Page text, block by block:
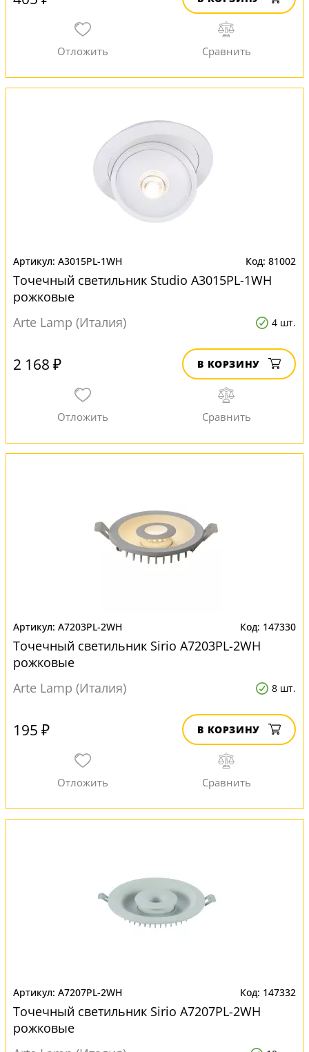
A3015PL-1WH 81002
Точечный светильник Studio A3015PL-1WH
рожковые
Arte Lamp (Италия)
4 шт.
2 168 ₽ В КОРЗИНУ
A7203PL-2WH 147330
Точечный светильник Sirio A7203PL-2WH
рожковые
Arte Lamp (Италия)
8 шт.
195 ₽ В КОРЗИНУ
A7207PL-2WH 147332
Точечный светильник Sirio A7207PL-2WH
рожковые